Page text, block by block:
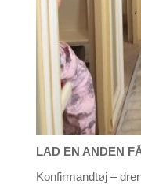
LAD EN ANDEN
Konfirmandtøj –